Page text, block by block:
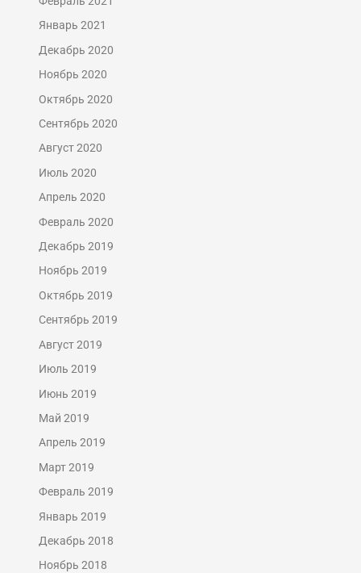
Январь 2021
Декабрь 2020
Ноябрь 2020
Октябрь 2020
Сентябрь 2020
Август 2020
Июль 2020
Апрель 2020
Февраль 2020
Декабрь 2019
Ноябрь 2019
Октябрь 2019
Сентябрь 2019
Август 2019
Июль 2019
Июнь 2019
Май 2019
Апрель 2019
Март 2019
Февраль 2019
Январь 2019
Декабрь 2018
Ноябрь 2018